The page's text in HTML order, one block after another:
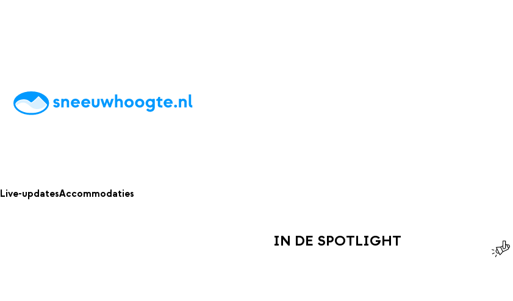
AccommodatiesTipsReviewsLive updatesApp
Live-updatesAccommodaties
IN DE SPOTLIGHT